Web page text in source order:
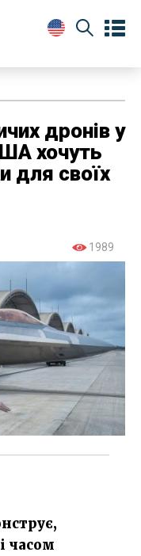
дронів у
хочуть
для своїх
1989
часом